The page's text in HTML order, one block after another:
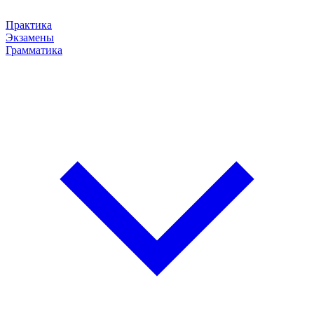
Практика
Экзамены
Грамматика